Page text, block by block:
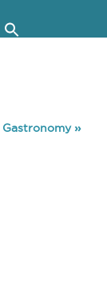
Gastronomy»